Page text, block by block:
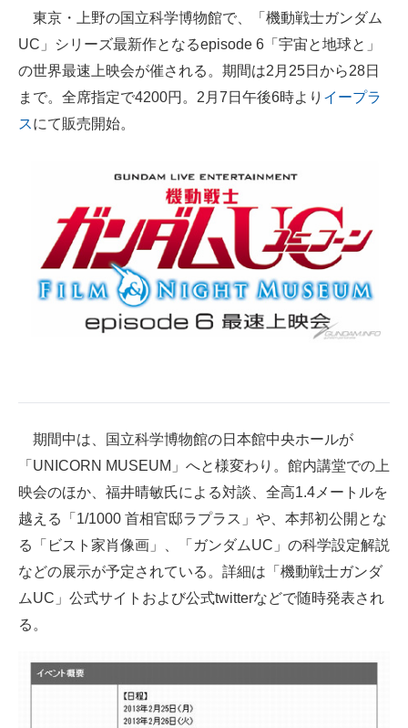
スマホと通信の最新トレンド
好きが集まる 比べて選べる
企業ITのトレンドを詳説
経営リーダーのコミュニティ
マーケ×ITの今がよく分かる
IT製品の技術・比較・事例
製造業のIT導入・活用を支援
モノづくり技術者専門サイト
エレクトロニクス専門サイト
電子設計の基本と応用
建設×テクノロジーの最前線
ちょっと気になるネットの話題
東京・上野の国立科学博物館で、「機動戦士ガンダム
UC」シリーズ最新作となるepisode 6「宇宙と地球と」
の世界最速上映会が催される。期間は2月25日から28日
まで。全席指定で4200円。2月7日午後6時より イープラ
スにて販売開始。
期間中は、国立科学博物館の日本館中央ホールが
「UNICORN MUSEUM」へと様変わり。館内講堂での上
映会のほか、福井晴敏氏による対談、全高1.4メートルを
越える「1/1000 首相官邸ラプラス」や、本邦初公開とな
る「ビスト家肖像画」、「ガンダムUC」の科学設定解説
などの展示が予定されている。詳細は「機動戦士ガンダ
ムUC」公式サイトおよび公式twitterなどで随時発表され
る。